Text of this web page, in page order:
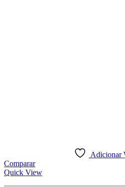
Adicionar
Comparar
Quick View